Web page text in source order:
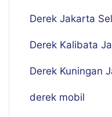
Derek Jakarta
Derek Kalibata
Derek Kuningan
derek mobil